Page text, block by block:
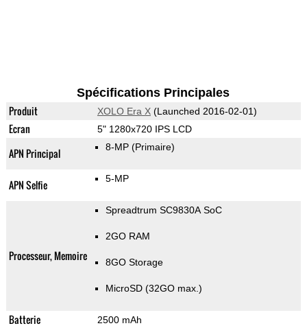
Spécifications Principales
Produit XOLO Era X(Launched 2016-02-01)
Ecran 5" 1280x720 IPS LCD
APN Principal 8-MP (Primaire)
APN Selfie 5-MP
Processeur, Memoire
Spreadtrum SC9830A SoC
2GO RAM
8GO Storage
MicroSD (32GO max.)
Batterie 2500 mAh